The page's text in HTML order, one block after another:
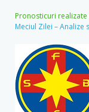
Pronosticuri realizate
Meciul Zilei –